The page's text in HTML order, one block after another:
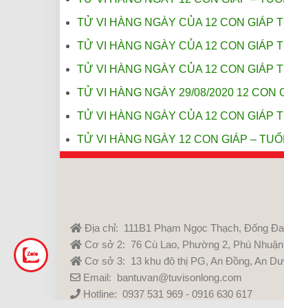
TỬ VI HÀNG NGÀY CỦA 12 CON GIÁP
TỬ VI HÀNG NGÀY CỦA 12 CON GIÁP
TỬ VI HÀNG NGÀY CỦA 12 CON GIÁP
TỬ VI HÀNG NGÀY 29/08/2020 12 CON
TỬ VI HÀNG NGÀY CỦA 12 CON GIÁP
TỬ VI HÀNG NGÀY 12 CON GIÁP –
Địa chỉ: 111B1 Phạm Ngọc Thạch, Đống
Cơ sở 2: 76 Cù Lao, Phường 2, Phú
Cơ sở 3: 13 khu đô thị PG, An Đồng, An
Email: bantuvan@tuvisonlong.com
Hotline: 0937 531 969 - 0916 630 617